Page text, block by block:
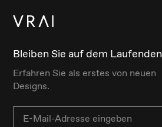
Bleiben Sie auf dem Laufenden
Erfahren Sie als erstes von neuen
Designs.
Email